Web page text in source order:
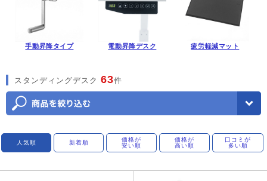
手動昇降タイプ 電動昇降デスク 疲労軽減マット
スタンディングデスク 63件
人気順 新着順
価格が
安い順
価格が
高い順
口コミが
多い順